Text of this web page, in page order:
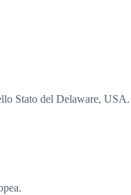
Stato del Delaware, USA.